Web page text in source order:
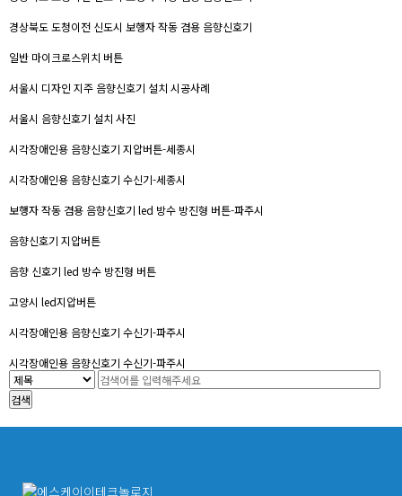
경상북도 도청이전 신도시 보행자 작동 겸용 음향신호기
일반 마이크로스위치 버튼
서울시 디자인 지주 음향신호기 설치 시공사례
서울시 음향신호기 설치 사진
시각장애인용 음향신호기 지압버튼-세종시
시각장애인용 음향신호기 수신기-세종시
보행자 작동 겸용 음향신호기 led 방수 방진형 버튼-파주시
음향신호기 지압버튼
음향 신호기 led 방수 방진형 버튼
고양시 led지압버튼
시각장애인용 음향신호기 수신기-파주시
시각장애인용 음향신호기 수신기-파주시